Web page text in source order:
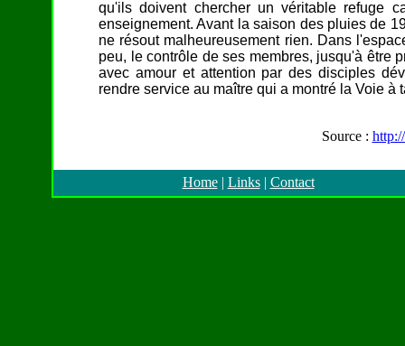
qu'ils doivent chercher un véritable refuge
enseignement. Avant la saison des pluies de
ne résout malheureusement rien. Dans
peu, le contrôle de ses membres, jusqu'à être
avec amour et attention par des disciples
rendre service au maître qui a montré la Voie
Source :
Home| Links| Contact